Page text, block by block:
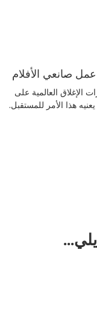
صانعي الأفلام
الإغلاق العالمية على
هذا الأمر للمستقبل.